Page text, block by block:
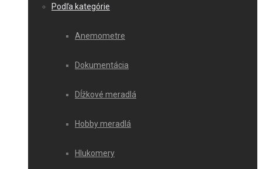
Podľa kategórie
Anemometre
Dokumentácia
Dĺžkové meradlá
Hobby meradlá
Hlukomery